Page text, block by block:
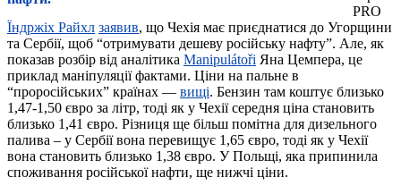
PRO
Їндржіх Райхл заявив, що Чехія має приєднатися до Угорщини
та Сербії, щоб “отримувати дешеву російську нафту”. Але, як
показав розбір від аналітика Manipulátoři Яна Цемпера, це
приклад маніпуляції фактами. Ціни на пальне в
“проросійських” країнах — вищі. Бензин там коштує близько
1,47-1,50 євро за літр, тоді як у Чехії середня ціна становить
близько 1,41 євро. Різниця ще більш помітна для дизельного
палива – у Сербії вона перевищує 1,65 євро, тоді як у Чехії
вона становить близько 1,38 євро. У Польщі, яка припинила
споживання російської нафти, ще нижчі ціни.